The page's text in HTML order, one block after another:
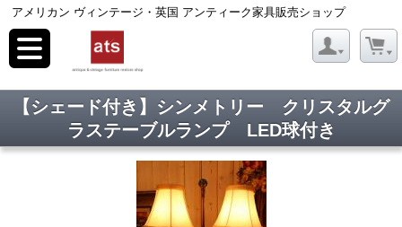
アメリカン ヴィンテージ・英国 アンティーク家具販売ショップ
toggle
navigation
【シェード付き】シンメトリー クリスタルグ
ラステーブルランプ LED球付き